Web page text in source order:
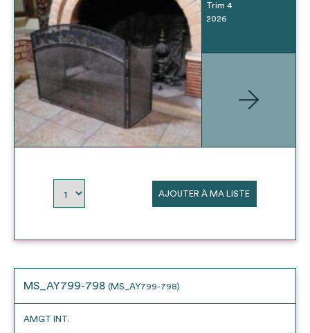
Trim 4
2026
AJOUTER À MA LISTE
MS_AY799-798 (MS_AY799-798)
AMGT INT.